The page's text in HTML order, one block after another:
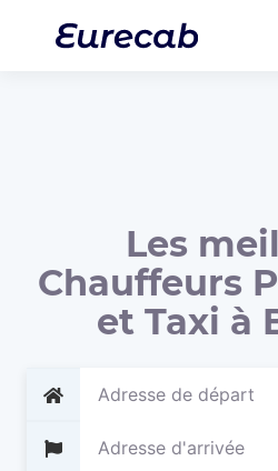
Les
Chauffeurs
et Taxi à